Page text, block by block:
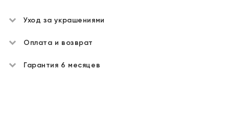
Уход за украшениями
Оплата и возврат
Гарантия 6 месяцев